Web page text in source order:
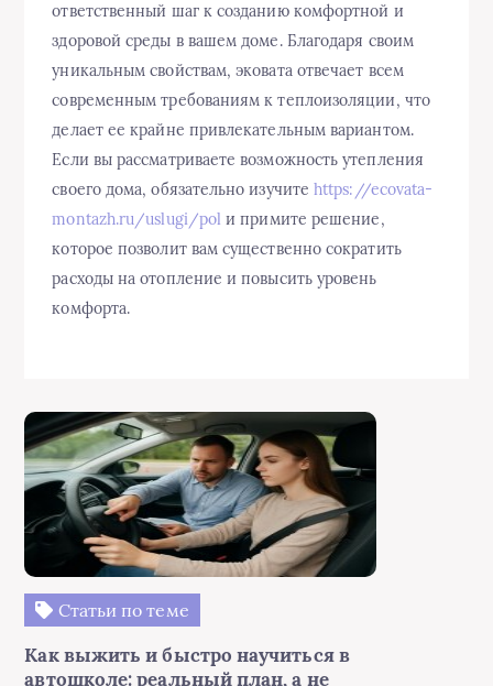
ответственный шаг к созданию комфортной и
здоровой среды в вашем доме. Благодаря своим
уникальным свойствам, эковата отвечает всем
современным требованиям к теплоизоляции, что
делает ее крайне привлекательным вариантом.
Если вы рассматриваете возможность утепления
своего дома, обязательно изучитеhttps://ecovata-
montazh.ru/uslugi/pol и примите решение,
которое позволит вам существенно сократить
расходы на отопление и повысить уровень
комфорта.
Статьи по теме
Как выжить и быстро научиться в
автошколе: реальный план, а не